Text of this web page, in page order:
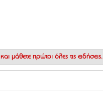
και μάθετε πρώτοι όλες τις ειδήσεις.